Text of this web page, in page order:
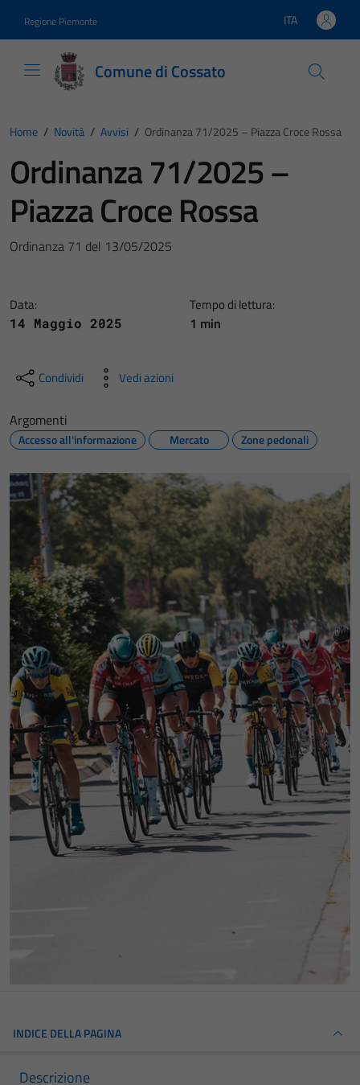
Regione Piemonte Lingua attiva:
ITA
Comune di Cossato
Home / Novità / Avvisi / Ordinanza 71/2025 – Piazza Croce Rossa
Ordinanza 71/2025 –
Piazza Croce Rossa
Ordinanza 71 del 13/05/2025
Data:
14 Maggio 2025
Tempo di lettura:
1 min
Condividi Vedi azioni
Argomenti
Accesso all'informazione Mercato Zone pedonali
INDICE DELLA PAGINA
Descrizione